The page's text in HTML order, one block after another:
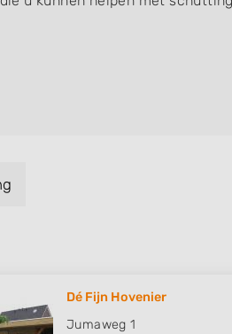
Dé Fijn Hovenier
Jumaweg 1